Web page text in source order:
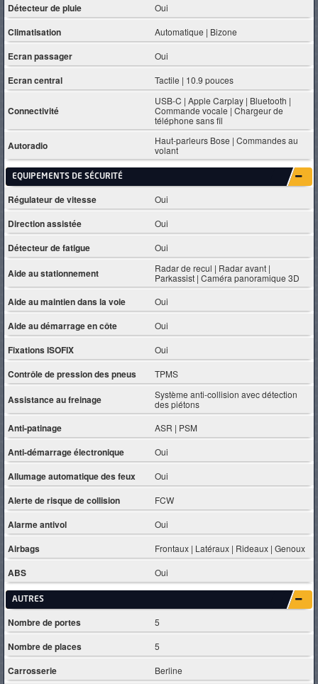
Détecteur de pluie Oui
Climatisation Automatique | Bizone
Ecran passager Oui
Ecran central Tactile | 10.9 pouces
Connectivité
USB-C | Apple Carplay | Bluetooth |
Commande vocale | Chargeur de
téléphone sans fil
Autoradio
Haut-parleurs Bose | Commandes au
volant
EQUIPEMENTS DE SÉCURITÉ
Régulateur de vitesse Oui
Direction assistée Oui
Détecteur de fatigue Oui
Aide au stationnement
Radar de recul | Radar avant |
Parkassist | Caméra panoramique 3D
Aide au maintien dans la voie Oui
Aide au démarrage en côte Oui
Fixations ISOFIX Oui
Contrôle de pression des pneus TPMS
Assistance au freinage
Système anti-collision avec détection
des piétons
Anti-patinage ASR | PSM
Anti-démarrage électronique Oui
Allumage automatique des feux Oui
Alerte de risque de collision FCW
Alarme antivol Oui
Airbags Frontaux | Latéraux | Rideaux | Genoux
ABS Oui
AUTRES
Nombre de portes 5
Nombre de places 5
Carrosserie Berline